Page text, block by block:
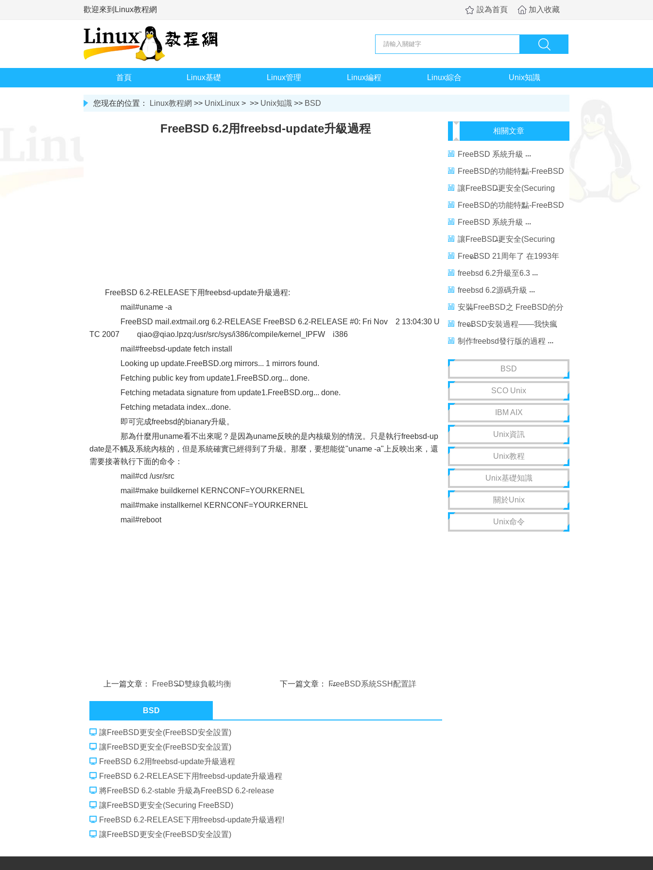
歡迎來到Linux教程網 設為首頁 加入收藏
首頁 Linux基礎 Linux管理 Linux編程 Linux綜合 Unix知識
您现在的位置： Linux教程網 >> UnixLinux > >> Unix知識 >> BSD
FreeBSD 6.2用freebsd-update升級過程
FreeBSD 6.2-RELEASE下用freebsd-update升級過程:
mail#uname -a
FreeBSD mail.extmail.org 6.2-RELEASE FreeBSD 6.2-RELEASE #0: Fri Nov 2 13:04:30 U
TC 2007 qiao@qiao.lpzq:/usr/src/sys/i386/compile/kernel_IPFW i386
mail#freebsd-update fetch install
Looking up update.FreeBSD.org mirrors... 1 mirrors found.
Fetching public key from update1.FreeBSD.org... done.
Fetching metadata signature from update1.FreeBSD.org... done.
Fetching metadata index...done.
即可完成freebsd的bianary升級。
那為什麼用uname看不出來呢？是因為uname反映的是內核級別的情況。只是執行freebsd-up
date是不觸及系統內核的，但是系統確實已經得到了升級。那麼，要想能從"uname -a"上反映出來，還
需要接著執行下面的命令：
mail#cd /usr/src
mail#make buildkernel KERNCONF=YOURKERNEL
mail#make installkernel KERNCONF=YOURKERNEL
mail#reboot
上一篇文章：
FreeBSD雙線負載均衡
下一篇文章：
FreeBSD系統SSH配置詳
BSD
讓FreeBSD更安全(FreeBSD安全設置)
讓FreeBSD更安全(FreeBSD安全設置)
FreeBSD 6.2用freebsd-update升級過程
FreeBSD 6.2-RELEASE下用freebsd-update升級過程
將FreeBSD 6.2-stable 升級為FreeBSD 6.2-release
讓FreeBSD更安全(Securing FreeBSD)
FreeBSD 6.2-RELEASE下用freebsd-update升級過程!
讓FreeBSD更安全(FreeBSD安全設置)
相關文章
FreeBSD 系統升級
FreeBSD的功能特點-FreeBSD
的特點和應用范圍
讓FreeBSD更安全(Securing
FreeBSD)
FreeBSD的功能特點-FreeBSD
的特點和應用范圍
FreeBSD 系統升級
讓FreeBSD更安全(Securing
FreeBSD)
FreeBSD 21周年了 在1993年
11月2日正式發布了FreeBSD
1.0
freebsd 6.2升級至6.3
freebsd 6.2源碼升級
安裝FreeBSD之 FreeBSD的分
區
freeBSD安裝過程——我快瘋
了
制作freebsd發行版的過程
BSD
SCO Unix
IBM AIX
Unix資訊
Unix教程
Unix基礎知識
關於Unix
Unix命令